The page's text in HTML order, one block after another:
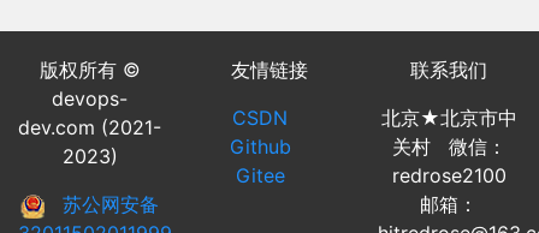
版权所有 ©
devops-
dev.com (2021-
2023)
苏公网安备
友情链接
CSDN
Github
Gitee
联系我们
北京★北京市中
关村 微信：
redrose2100
邮箱：